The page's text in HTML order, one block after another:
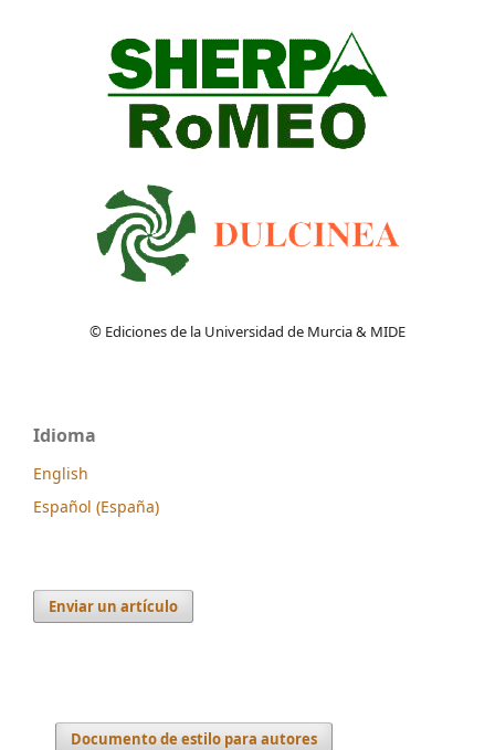
© Ediciones de la Universidad de Murcia & MIDE
Idioma
English
Español (España)
Enviar un artículo
Documento de estilo para autores